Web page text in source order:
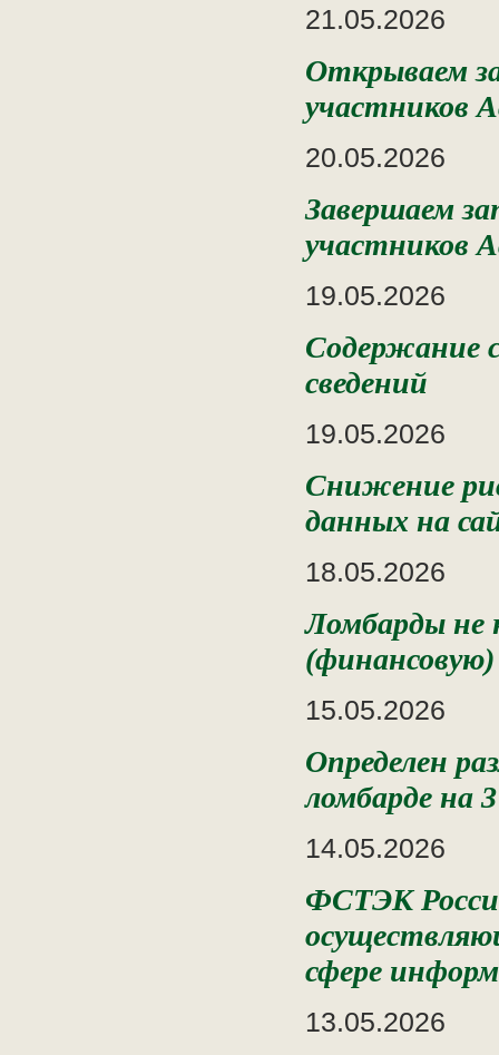
21.05.2026
Открываем
участников
20.05.2026
Завершаем
участников
19.05.2026
Содержание
сведений
19.05.2026
Снижение
данных на
18.05.2026
Ломбарды не
15.05.2026
Определен
ломбарде на
14.05.2026
ФСТЭК
сфере
13.05.2026